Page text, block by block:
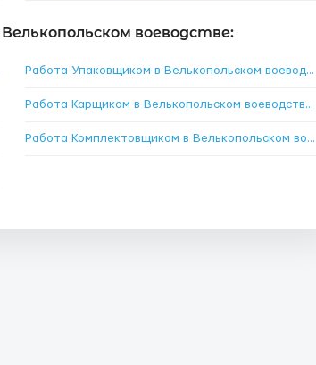
воеводстве:
→ Работа Упаковщиком в Велькопольском воеводстве
Работа Карщиком в Велькопольском воеводстве
Работа Комплектовщиком в Велькопольском воеводстве